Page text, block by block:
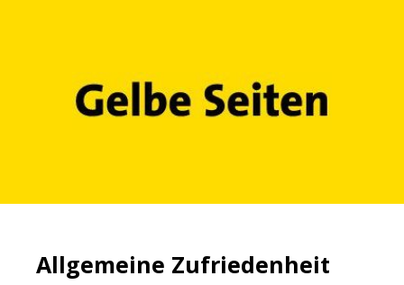
Allgemeine Zufriedenheit